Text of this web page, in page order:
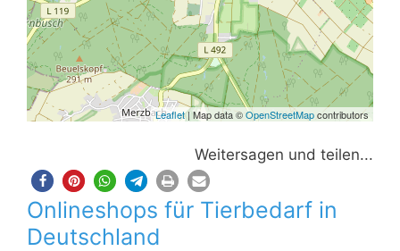
Leaflet| Map data ©OpenStreetMapcontributors
Weitersagen und teilen...
Onlineshops für Tierbedarf in
Deutschland